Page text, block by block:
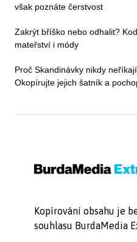
však poznáte čerstvost
Zakrýt bříško nebo odhalit?
mateřství i módy
Proč Skandinávky nikdy
Okopírujte jejich šatník a
Kopírování obsahu je
souhlasu BurdaMedia